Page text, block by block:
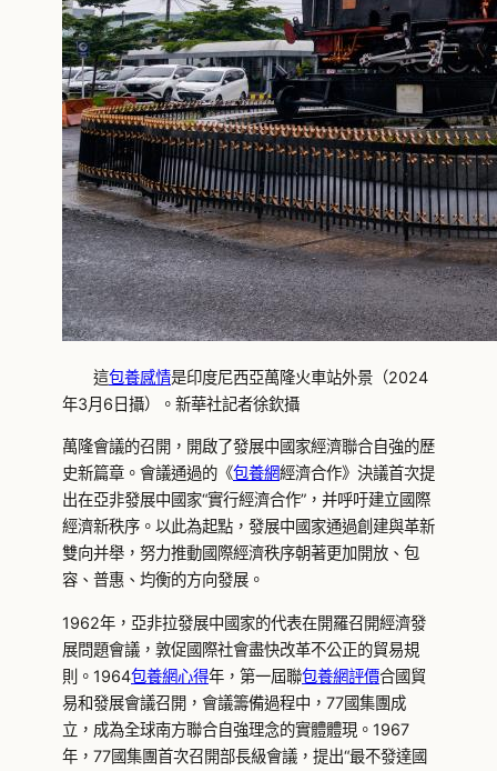
這包養感情是印度尼西亞萬隆火車站外景（2024
年3月6日攝）。新華社記者徐欽攝
萬隆會議的召開，開啟了發展中國家經濟聯合自強的歷
史新篇章。會議通過的《包養網經濟合作》決議首次提
出在亞非發展中國家“實行經濟合作”，并呼吁建立國際
經濟新秩序。以此為起點，發展中國家通過創建與革新
雙向并舉，努力推動國際經濟秩序朝著更加開放、包
容、普惠、均衡的方向發展。
1962年，亞非拉發展中國家的代表在開羅召開經濟發
展問題會議，敦促國際社會盡快改革不公正的貿易規
則。1964包養網心得年，第一屆聯包養網評價合國貿
易和發展會議召開，會議籌備過程中，77國集團成
立，成為全球南方聯合自強理念的實體體現。1967
年，77國集團首次召開部長級會議，提出“最不發達國